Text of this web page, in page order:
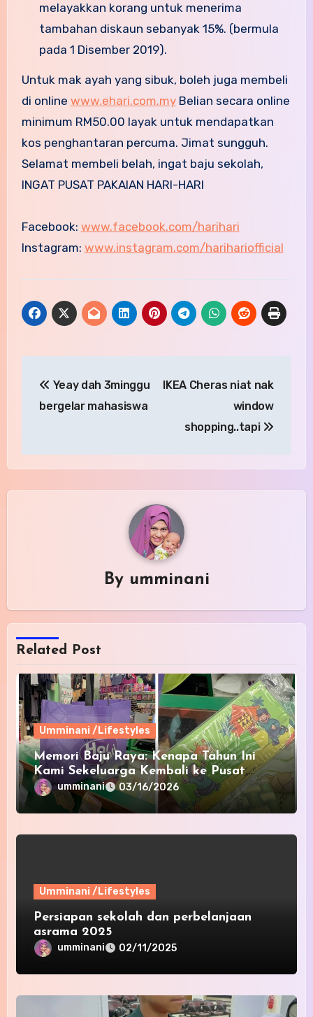
melayakkan korang untuk menerima
tambahan diskaun sebanyak 15%. (bermula
pada 1 Disember 2019).
Untuk mak ayah yang sibuk, boleh juga membeli
di online www.ehari.com.myBelian secara online
minimum RM50.00 layak untuk mendapatkan
kos penghantaran percuma. Jimat sungguh.
Selamat membeli belah, ingat baju sekolah,
INGAT PUSAT PAKAIAN HARI-HARI
Facebook: www.facebook.com/harihari
Instagram: www.instagram.com/harihariofficial
navigation
Yeay dah 3minggu
bergelar mahasiswa
IKEA Cheras niat nak
window
shopping..tapi
By umminani
Related Post
Umminani /Lifestyles
Memori Baju Raya: Kenapa Tahun Ini
Kami Sekeluarga Kembali ke Pusat
Pakaian Hari-Hari?
umminani 03/16/2026
Umminani /Lifestyles
Persiapan sekolah dan perbelanjaan
asrama 2025
umminani 02/11/2025